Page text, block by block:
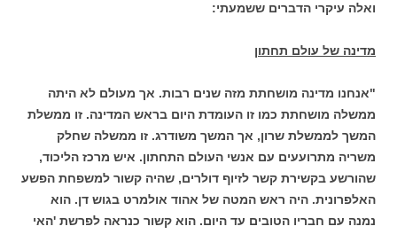
ואלה עיקרי הדברים ששמעתי:
מדינה של עולם תחתון
"אנחנו מדינה מושחתת מזה שנים רבות. אך מעולם לא היתה
ממשלה מושחתת כמו זו העומדת היום בראש המדינה. זו ממשלת
המשך לממשלת שרון, אך המשך משודרג. זו ממשלה שחלק
משריה מתרועעים עם אנשי העולם התחתון. איש מרכז הליכוד,
שהורשע בקשירת קשר לזיוף דולרים, שהיה קשור למשפחת הפשע
האלפרונית. היה ראש המטה של אהוד אולמרט בגוש דן. הוא
נמנה עם חבריו הטובים עד היום. הוא קשור כנראה לפרשת 'האי